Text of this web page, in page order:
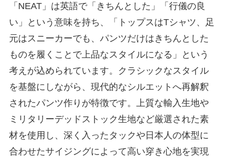
「NEAT」は英語で「きちんとした」「行儀の良
い」という意味を持ち、「トップスはTシャツ、足
元はスニーカーでも、パンツだけはきちんとした
ものを履くことで上品なスタイルになる」という
考えが込められています。クラシックなスタイル
を基盤にしながら、現代的なシルエットへ再解釈
されたパンツ作りが特徴です。上質な輸入生地や
ミリタリーデッドストック生地など厳選された素
材を使用し、深く入ったタックや日本人の体型に
合わせたサイジングによって高い穿き心地を実現